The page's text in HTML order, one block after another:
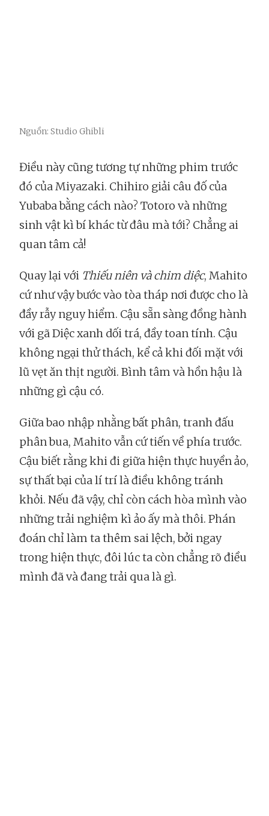
Nguồn: Studio Ghibli
Điều này cũng tương tự những phim trước
đó của Miyazaki. Chihiro giải câu đố của
Yubaba bằng cách nào? Totoro và những
sinh vật kì bí khác từ đâu mà tới? Chẳng ai
quan tâm cả!
Quay lại với Thiếu niên và chim diệc, Mahito
cứ như vậy bước vào tòa tháp nơi được cho là
đầy rẫy nguy hiểm. Cậu sẵn sàng đồng hành
với gã Diệc xanh dối trá, đầy toan tính. Cậu
không ngại thử thách, kể cả khi đối mặt với
lũ vẹt ăn thịt người. Bình tâm và hồn hậu là
những gì cậu có.
Giữa bao nhập nhằng bất phân, tranh đấu
phân bua, Mahito vẫn cứ tiến về phía trước.
Cậu biết rằng khi đi giữa hiện thực huyền ảo,
sự thất bại của lí trí là điều không tránh
khỏi. Nếu đã vậy, chỉ còn cách hòa mình vào
những trải nghiệm kì ảo ấy mà thôi. Phán
đoán chỉ làm ta thêm sai lệch, bởi ngay
trong hiện thực, đôi lúc ta còn chẳng rõ điều
mình đã và đang trải qua là gì.